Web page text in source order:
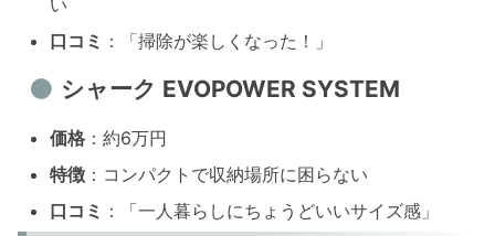
い
口コミ ：「掃除が楽しくなった！」
シャーク EVOPOWER SYSTEM
価格 ：約6万円
特徴 ：コンパクトで収納場所に困らない
口コミ ：「一人暮らしにちょうどいいサイズ感」